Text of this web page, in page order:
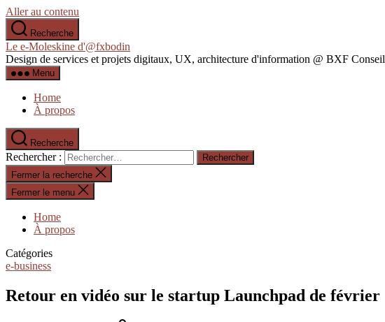
Aller au contenu
Recherche
Le e-Moleskine d'@fxbodin
Design de services et projets digitaux, UX, architecture d'information @ BXF Conseil
Menu
Home
À propos
Recherche
Rechercher :
Fermer la recherche
Fermer le menu
Home
À propos
Catégories
e-business
Retour en vidéo sur le startup Launchpad de février